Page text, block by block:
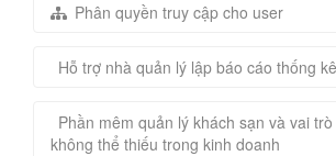
Phân quyền truy cập cho user
Hỗ trợ nhà quản lý lập báo cáo thống kê
Phần mêm quản lý khách sạn và vai
không thể thiếu trong kinh doanh